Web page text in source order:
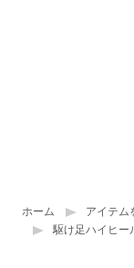
ホーム アイテム
駆け足ハイヒー